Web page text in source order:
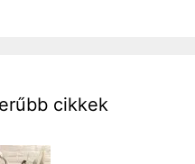
cikkek